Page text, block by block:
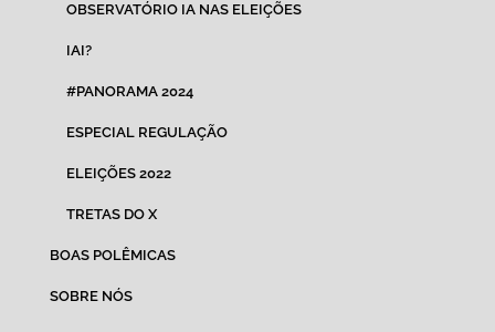
OBSERVATÓRIO IA NAS ELEIÇÕES
IAI?
#PANORAMA 2024
ESPECIAL REGULAÇÃO
ELEIÇÕES 2022
TRETAS DO X
BOAS POLÊMICAS
SOBRE NÓS